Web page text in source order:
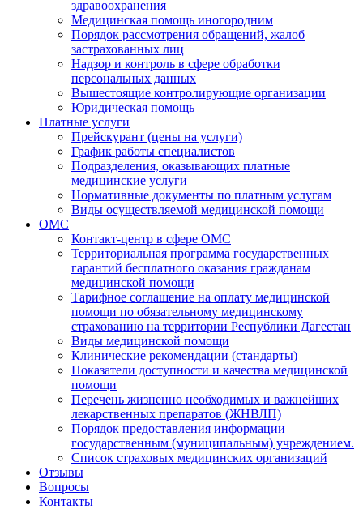
здравоохранения
Медицинская помощь иногородним
Порядок рассмотрения обращений, жалоб
застрахованных лиц
Надзор и контроль в сфере обработки
персональных данных
Вышестоящие контролирующие организации
Юридическая помощь
Платные услуги
Прейскурант (цены на услуги)
График работы специалистов
Подразделения, оказывающих платные
медицинские услуги
Нормативные документы по платным услугам
Виды осуществляемой медицинской помощи
ОМС
Контакт-центр в сфере ОМС
Территориальная программа государственных
гарантий бесплатного оказания гражданам
медицинской помощи
Тарифное соглашение на оплату медицинской
помощи по обязательному медицинскому
страхованию на территории Республики Дагестан
Виды медицинской помощи
Клинические рекомендации (стандарты)
Показатели доступности и качества медицинской
помощи
Перечень жизненно необходимых и важнейших
лекарственных препаратов (ЖНВЛП)
Порядок предоставления информации
государственным (муниципальным) учреждением.
Список страховых медицинских организаций
Отзывы
Вопросы
Контакты